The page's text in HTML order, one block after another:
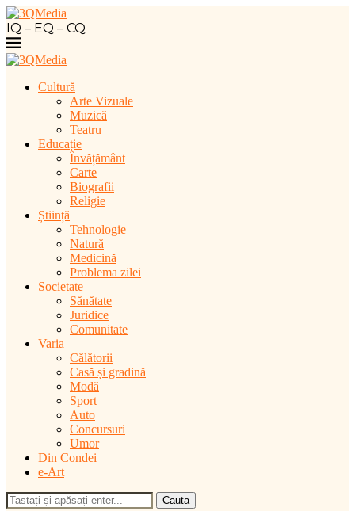
IQ – EQ – CQ
Cultură
Arte Vizuale
Muzică
Teatru
Educație
Învățământ
Carte
Biografii
Religie
Știință
Tehnologie
Natură
Medicină
Problema zilei
Societate
Sănătate
Juridice
Comunitate
Varia
Călătorii
Casă și gradină
Modă
Sport
Auto
Concursuri
Umor
Din Condei
e-Art
Cauta